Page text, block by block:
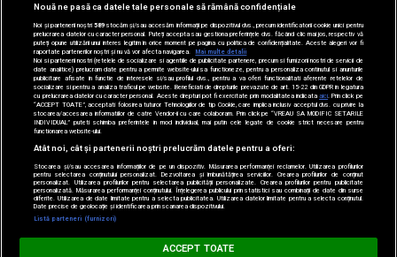
drepturile rezervate.
MUSIC NON STOP
Nouă ne pasă ca datele tale personale să rămână confidențiale
Noi și partenerii noștri589stocăm și/sau accesăm informații pe dispozitivul dvs., precum identificatorii cookie unici pentru
prelucrarea datelor cu caracter personal. Puteți accepta sau gestiona preferințele dvs. făcând clic mai jos, respectiv vă
puteți opune utilizării unui interes legitim în orice moment pe pagina cu politica de confidențialitate. Aceste alegeri vor fi
raportate partenerilor noștri și nu vă vor afecta navigarea.
Mai multe detalii
Noi si partenerii nostri (retelele de socializare si agentiile de publicitate partenere, precum si furnizorii nostri de servicii de
date analitice) prelucram date pentru a permite website-ului sa functioneze, pentru a personaliza continutul si anunturile
publicitare afisate in functie de interesele si/sau profilul dvs., pentru a va oferi functionalitati aferente retelelor de
socializare si pentru a analiza traficul pe website. Beneficiati de drepturile prevazute de art. 15-22 din GDPR in legatura
cu prelucrarea datelor cu caracter personal. Aceste drepturi pot fi exercitate prin modalitatea indicataaici . Prin click pe
“ACCEPT TOATE”, acceptati folosirea tuturor Tehnologiilor de tip Cookie, care implica inclusiv acceptul dvs. cu privire la
stocarea/accesarea informatiilor de catre Vendor-ii cu care colaboram. Prin click pe “VREAU SA MODIFIC SETARILE
INDIVIDUAL” puteti schimba preferintele in mod individual, mai putin cele legate de cookie strict necesare pentru
functionarea website-ului.
Atât noi, cât și partenerii noștri prelucrăm datele pentru a oferi:
Stocarea și/sau accesarea informațiilor de pe un dispozitiv. Măsurarea performanței reclamelor. Utilizarea profilurilor
pentru selectarea conținutului personalizat. Dezvoltarea și îmbunătățirea serviciilor. Crearea profilurilor de conținut
personalizat. Utilizarea profilurilor pentru selectarea publicității personalizate. Crearea profilurilor pentru publicitate
personalizată. Măsurarea performanței conținutului. Înțelegerea publicului prin statistici sau combinații de date din surse
diferite. Utilizarea de date limitate pentru a selecta publicitatea. Utilizarea datelor limitate pentru a selecta conținutul.
Date precise de geolocație și identificarea prin scanarea dispozitivului.
Listă parteneri (furnizori)
ACCEPT TOATE